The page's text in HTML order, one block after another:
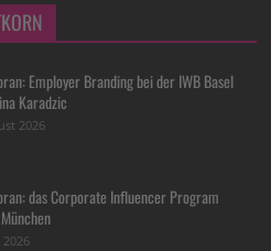
Employer Branding bei der IWB Basel
Karadzic
2026
das Corporate Influencer Program
2026